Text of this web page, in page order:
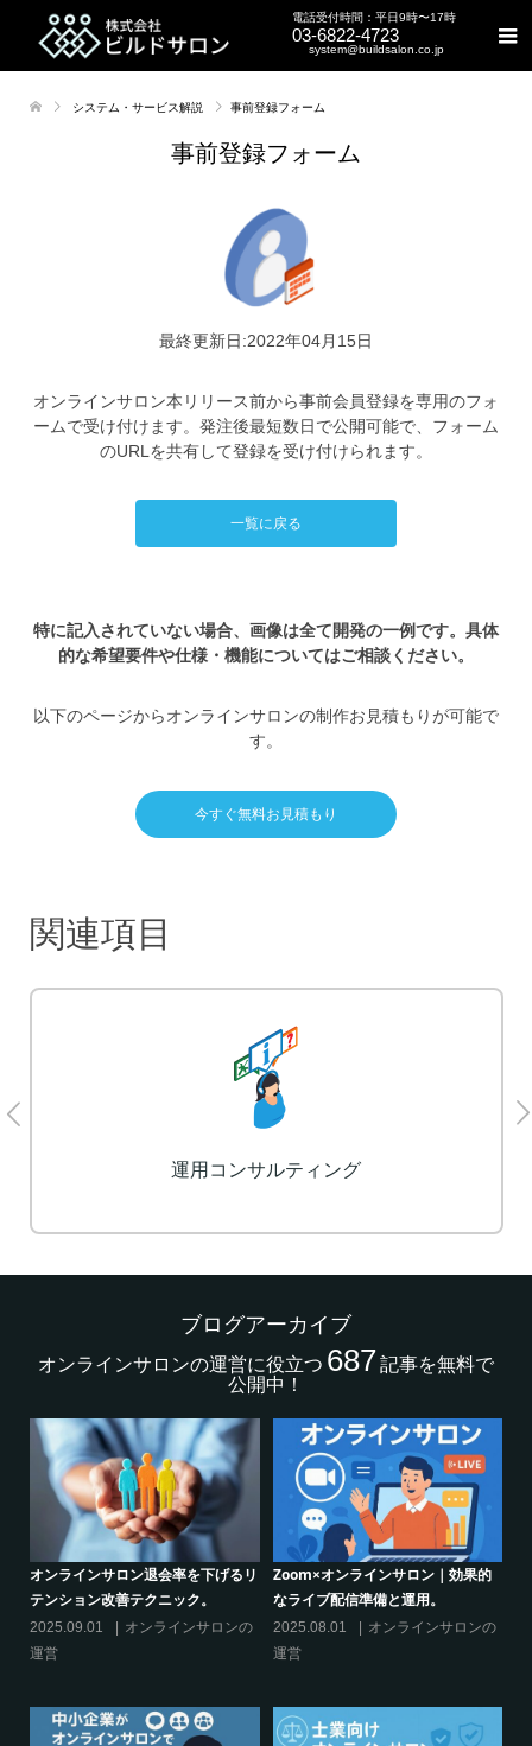
電話受付時間：平日9時〜17時
03-6822-4723
system@buildsalon.co.jp
システム・サービス解説 事前登録フォーム
事前登録フォーム
最終更新日:2022年04月15日
オンラインサロン本リリース前から事前会員登録を専用のフォ
ームで受け付けます。発注後最短数日で公開可能で、フォーム
のURLを共有して登録を受け付けられます。
一覧に戻る
特に記入されていない場合、画像は全て開発の一例です。具体
的な希望要件や仕様・機能についてはご相談ください。
以下のページからオンラインサロンの制作お見積もりが可能で
す。
今すぐ無料お見積もり
関連項目
LP制作
ブログアーカイブ
オンラインサロンの運営に役立つ 687記事を無料で
公開中！
的
ンの
クリエイター系オンラインサロンの
話題席巻-”マッシュル”について調べ
てみた!
2024.06.25
オンラインサロンを
グルメ系オンラインサロンで密かな
ブーム-今、なぜ”たけのこご飯”が熱
いのか
2024.06.21